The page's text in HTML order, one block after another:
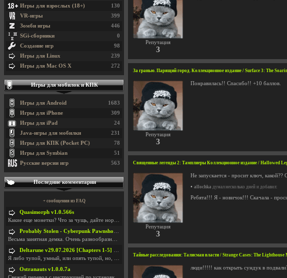
Репутация
3
За гранью. Парящий город. Коллекционное издание / Surface 3: The
Репутация
3
Понравилась!! Спасибо!! +10 баллов.
Священные легенды 2: Тамплиеры Коллекционное издание / Hallowed
Репутация
3
Не запускается - просит ключ,
• allochka думал несколько дней и добавил:
Ребята!!! Я - новичок!!! Скачала -
Тайные расследования: Талисман власти / Strange Cases: The Lighthouse
люди!!!!! как открыть сундук в
130
Игры для взрослых (18+)
399
VR-игры
446
Зомби игры
0
SGi-сборники
98
Создание игр
239
Игры для Linux
272
Игры для Mac OS X
Игры для мобилок и КПК
1683
Игры для Android
309
Игры для iPhone
24
Игры для iPad
231
Java-игры для мобилки
78
Игры для КПК (Pocket PC)
51
Игры для Symbian
563
Русские версии игр
Последние комментарии
+ сообщения из FAQ
Quasimorph v1.0.566s
Какие еще монетки? Что за чущь, дайте нормально ск
Probably Stolen - Cyberpunk Pawnshop Simulator v048c [Playtest]
Весьма занятная демка. Очень разнообразные механик
Deltarune v29.07.2026 [Chapters 1-5] / + RUS [Chapters 1-5]
Я либо тупой, умный, или опять тупой, но, вроде я
Ostranauts v1.0.0.7a